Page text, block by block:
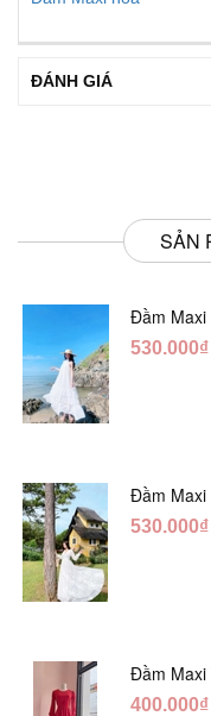
ĐÁNH GIÁ
SẢN
Đầm Maxi
530.000₫
Đầm Maxi
DT730
530.000₫
Đầm Maxi
400.000₫